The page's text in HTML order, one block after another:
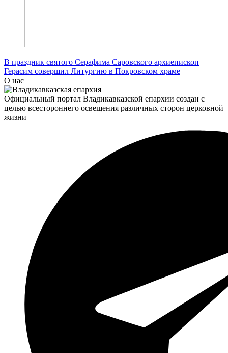
В праздник святого Серафима Саровского архиепископ
Герасим совершил Литургию в Покровском храме
О нас
Официальный портал Владикавказской епархии создан c
целью всестороннего освещения различных сторон церковной
жизни